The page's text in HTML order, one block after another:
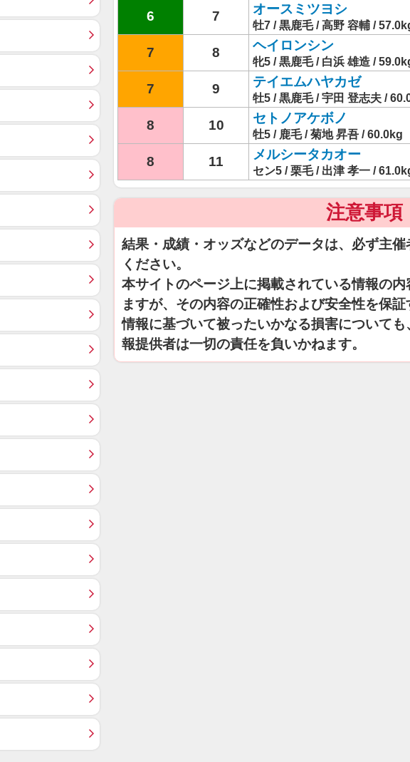
6 7 オースミツヨシ
牡7 / 黒鹿毛 / 高野 容輔 /
7 8 ヘイロンシン
牝5 / 黒鹿毛 / 白浜 雄造 /
7 9 テイエムハヤカゼ
牡5 / 黒鹿毛 / 宇田 登志夫 /
8 10 セトノアケボノ
牡5 / 鹿毛 / 菊地 昇吾 / 60.0kg
8 11 メルシータカオー
セン5 / 栗毛 / 出津 孝一 /
注意事項
結果・成績・オッズなどのデータは、必ず主
ください。
本サイトのページ上に掲載されている情報の
ますが、その内容の正確性および安全性を保
情報に基づいて被ったいかなる損害について
報提供者は一切の責任を負いかねます。